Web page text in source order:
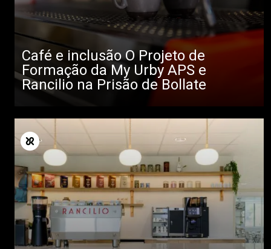
Café e inclusão O Projeto de
Formação da My Urby APS e
Rancilio na Prisão de Bollate